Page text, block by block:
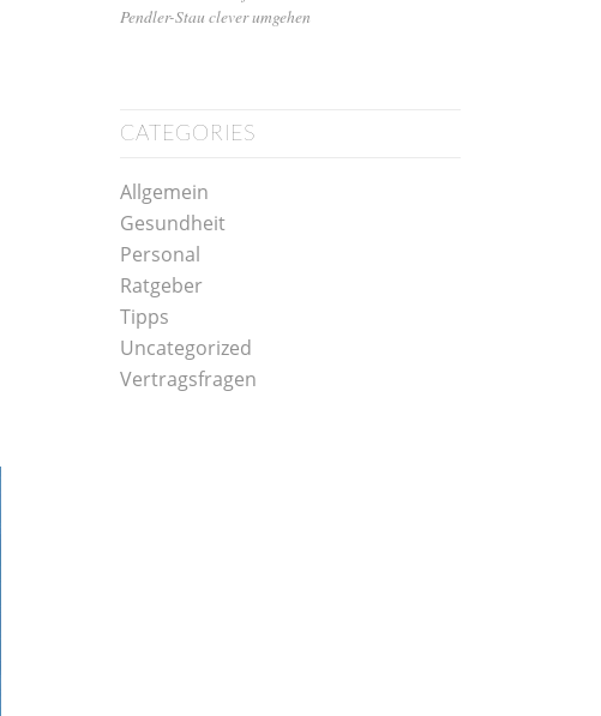
Pendler-Stau clever umgehen
CATEGORIES
Allgemein
Gesundheit
Personal
Ratgeber
Tipps
Uncategorized
Vertragsfragen